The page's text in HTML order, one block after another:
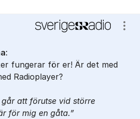
:
fungerar för er! Är det med
Radioplayer?
att förutse vid större
för mig en gåta.